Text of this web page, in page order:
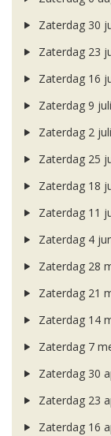
Zaterdag 30
Zaterdag 23
Zaterdag 16
Zaterdag 9
Zaterdag 2
Zaterdag 25
Zaterdag 18
Zaterdag 11
Zaterdag 4
Zaterdag 28
Zaterdag 21
Zaterdag 14
Zaterdag 7
Zaterdag 30
Zaterdag 23
Zaterdag 16